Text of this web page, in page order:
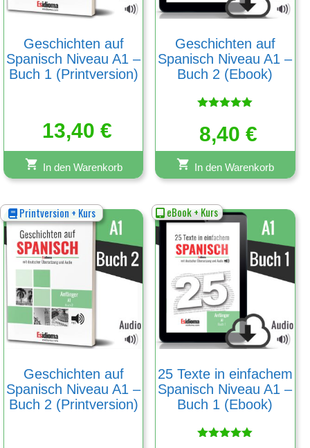
Geschichten auf
Spanisch Niveau A1 –
Buch 1 (Printversion)
13,40 €
In den Warenkorb
Geschichten auf
Spanisch Niveau A1 –
Buch 2 (Ebook)
mit
5.00
von 5
8,40€
In den Warenkorb
Printversion + Kurs
Geschichten auf
Spanisch Niveau A1 –
Buch 2 (Printversion)
eBook + Kurs
25 Texte in einfachem
Spanisch Niveau A1 –
Buch 1 (Ebook)